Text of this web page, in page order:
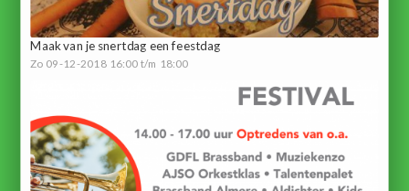
Maak van je snertdag een feestdag
Zo 09-12-2018 16:00 t/m 18:00